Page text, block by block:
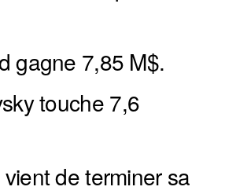
gagne 7,85 M$.
touche 7,6
de terminer sa